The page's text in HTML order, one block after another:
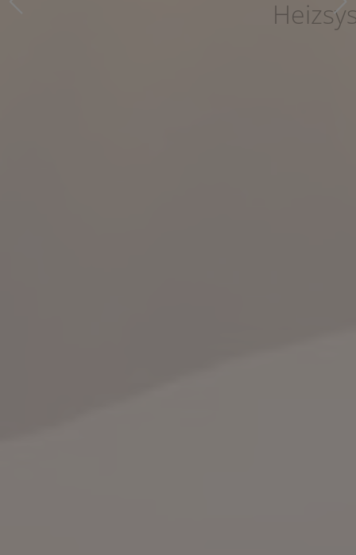
Heizsysteme